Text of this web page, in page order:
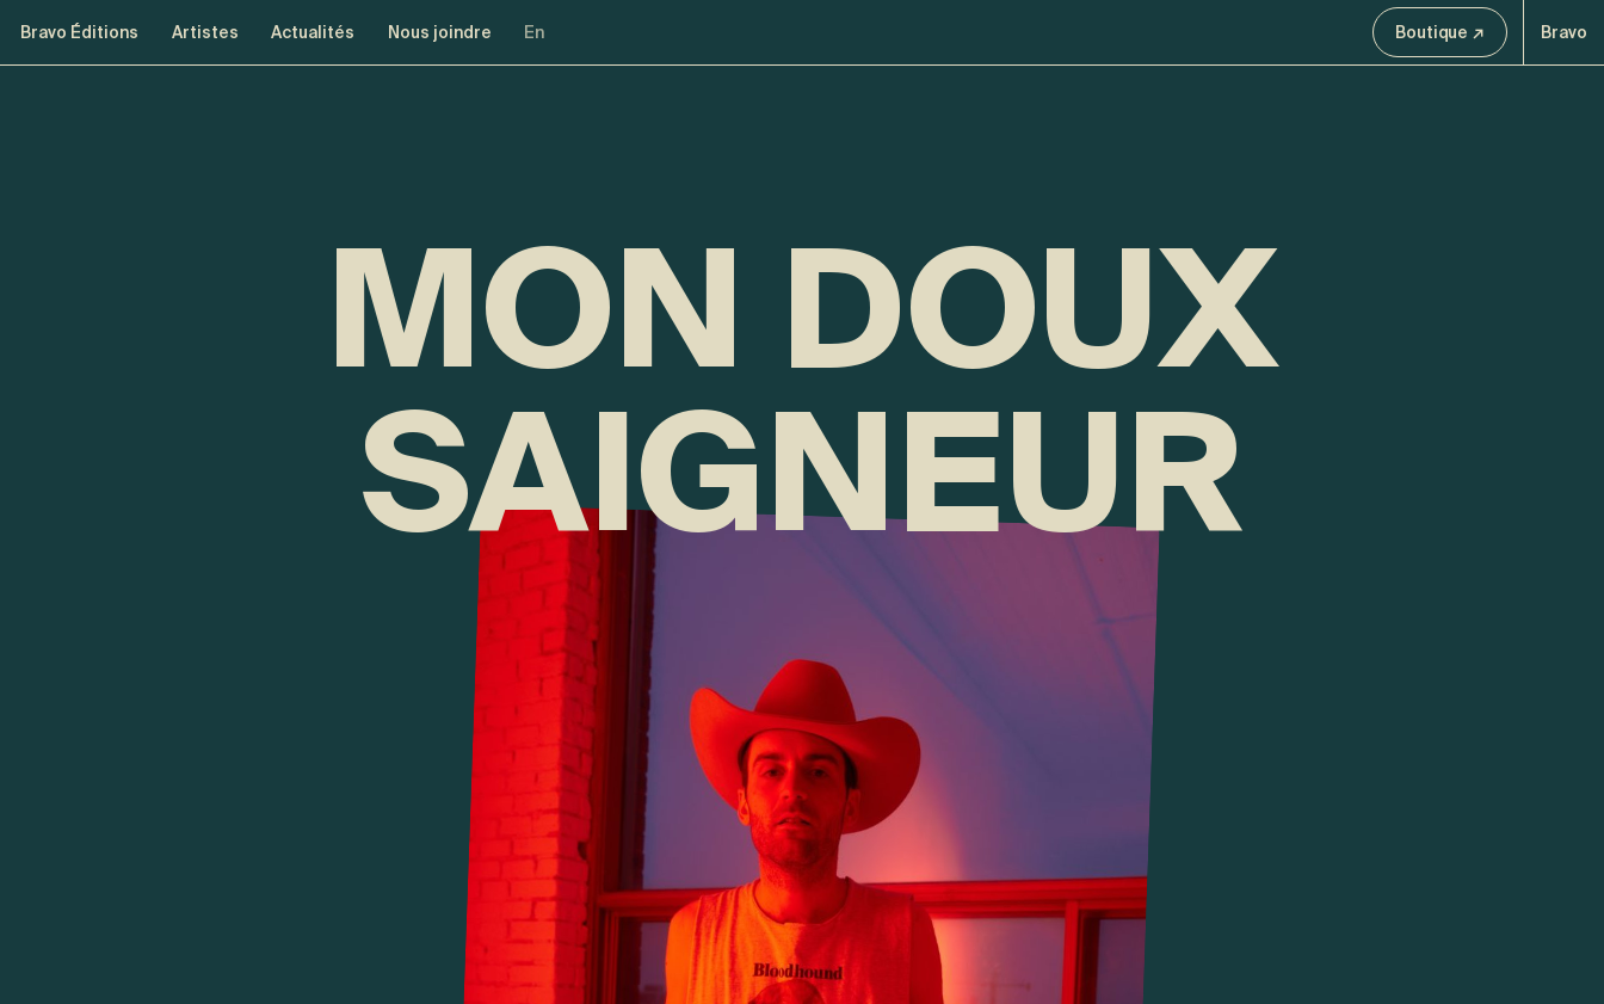
Aller à la navigation
Aller au contenu
Bravo Éditions Artistes Actualités Nous joindre En Boutique ↗ Bravo
MON DOUX